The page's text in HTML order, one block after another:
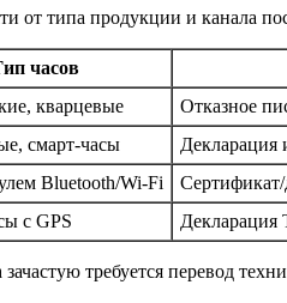
от типа продукции и канала
часов
кварцевые
Отказное
смарт-часы
Декларация
Bluetooth/Wi-Fi
с GPS
Декларация
требуется перевод